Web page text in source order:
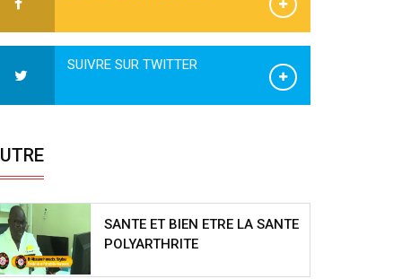
SUIVRE SUR TWITTER
SANTE ET BIEN ETRE LA SANTE
POLYARTHRITE